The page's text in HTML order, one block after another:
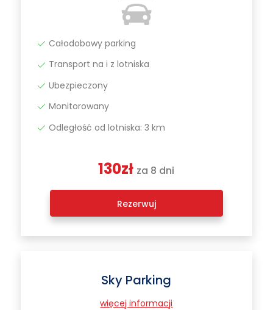
Całodobowy parking
Transport na i z lotniska
Ubezpieczony
Monitorowany
Odległość od lotniska: 3 km
130zł za 8 dni
Rezerwuj
Sky Parking
więcej informacji